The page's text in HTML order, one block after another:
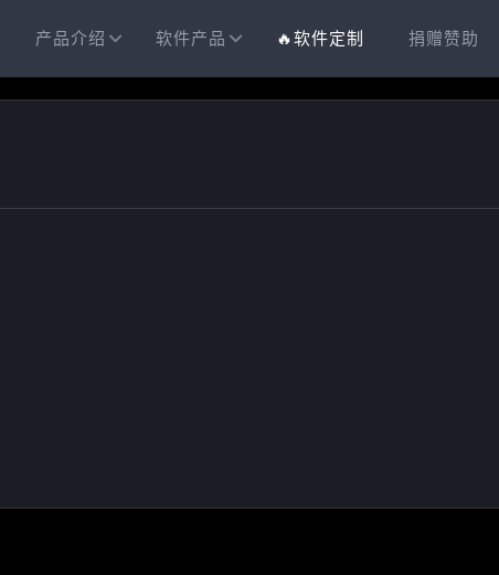
产品介绍 软件产品 🔥软件定制 捐赠赞助